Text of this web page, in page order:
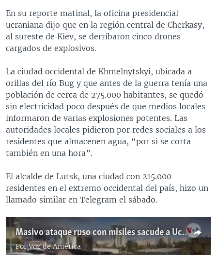
En su reporte matinal, la oficina presidencial
ucraniana dijo que en la región central de Cherkasy,
al sureste de Kiev, se derribaron cinco drones
cargados de explosivos.
La ciudad occidental de Khmelnytskyi, ubicada a
orillas del río Bug y que antes de la guerra tenía una
población de cerca de 275.000 habitantes, se quedó
sin electricidad poco después de que medios locales
informaron de varias explosiones potentes. Las
autoridades locales pidieron por redes sociales a los
residentes que almacenen agua, “por si se corta
también en una hora”.
El alcalde de Lutsk, una ciudad con 215.000
residentes en el extremo occidental del país, hizo un
llamado similar en Telegram el sábado.
Masivo ataque ruso con misiles sacude a Ucrania
PorVoz de América